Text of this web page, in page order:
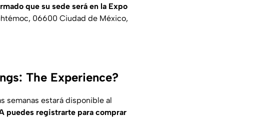
que su sede será en la Expo
06600 Ciudad de México,
The Experience?
semanas estará disponible al
puedes registrarte para comprar